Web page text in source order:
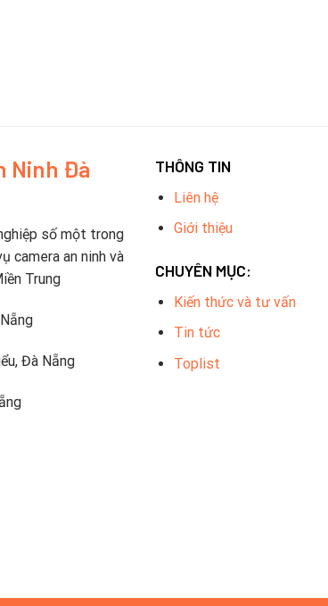
Ninh Đà
số một trong
camera an ninh và
Trung
Đà Nẵng
THÔNG TIN
Liên hệ
Giới thiệu
CHUYÊN MỤC:
Kiến thức và tư vấn
Tin tức
Toplist